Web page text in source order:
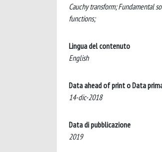
Cauchy transform; Fundamental
functions;
Lingua del contenuto
English
Data ahead of print o Data
14-dic-2018
Data di pubblicazione
2019